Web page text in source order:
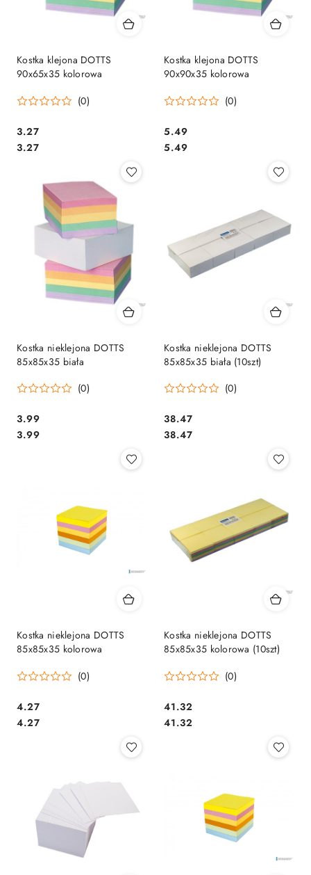
Kostka klejona DOTTS
90x65x35 kolorowa
(0)
Cena:
3.27
Cena:
3.27
Kostka klejona DOTTS
90x90x35 kolorowa
(0)
Cena:
5.49
Cena:
5.49
Kostka nieklejona DOTTS
85x85x35 biała
(0)
Cena:
3.99
Cena:
3.99
Kostka nieklejona DOTTS
85x85x35 biała (10szt)
(0)
Cena:
38.47
Cena:
38.47
Kostka nieklejona DOTTS
85x85x35 kolorowa
(0)
Cena:
4.27
Cena:
4.27
Kostka nieklejona DOTTS
85x85x35 kolorowa (10szt)
(0)
Cena:
41.32
Cena:
41.32